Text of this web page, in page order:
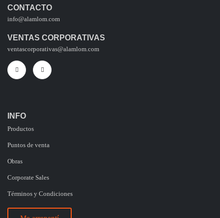
CONTACTO
info@alamlom.com
VENTAS CORPORATIVAS
ventascorporativas@alamlom.com
INFO
Productos
Puntos de venta
Obras
Corporate Sales
Términos y Condiciones